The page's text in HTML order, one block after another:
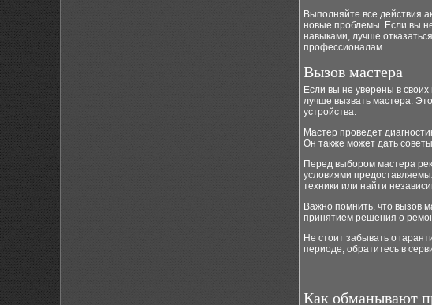
Выполняйте все действия
новые проблемы. Если вы
навыками, лучше
профессионалам.
Вызов мастера
Если вы не уверены в
лучше вызвать мастера.
устройства.
Мастер проведет
Он также может дать
Перед выбором мастера
условиями
техники или найти
Важно помнить, что вызов
принятием решения о
Не стоит забывать о
периоде, обратитесь в
Как обманывают